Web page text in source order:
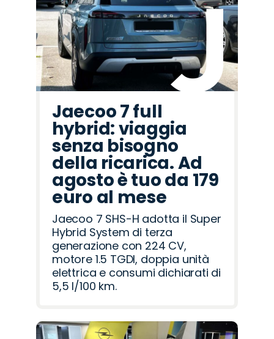
Rover
Romeo
Jaecoo 7 full
hybrid: viaggia
senza bisogno
della ricarica. Ad
agosto è tuo da 179
euro al mese
Jaecoo 7 SHS-H adotta il Super
Hybrid System di terza
generazione con 224 CV,
motore 1.5 TGDI, doppia unità
elettrica e consumi dichiarati di
5,5 l/100 km.